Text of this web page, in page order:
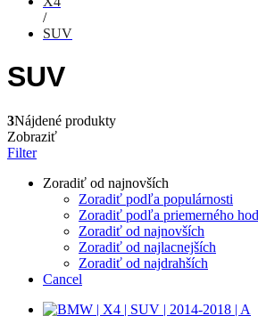
/
SUV
SUV
3Nájdené produkty
Zobraziť
Filter
Zoradiť od najnovších
Zoradiť podľa populárnosti
Zoradiť podľa priemerného
Zoradiť od najnovších
Zoradiť od najlacnejších
Zoradiť od najdrahších
Cancel